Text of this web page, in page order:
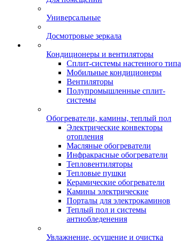
Универсальные
Досмотровые зеркала
Кондиционеры и вентиляторы
Сплит-системы настенного типа
Мобильные кондиционеры
Вентиляторы
Полупромышленные сплит-
системы
Обогреватели, камины, теплый пол
Электрические конвекторы
отопления
Масляные обогреватели
Инфракрасные обогреватели
Тепловентиляторы
Тепловые пушки
Керамические обогреватели
Камины электрические
Порталы для электрокаминов
Теплый пол и системы
антиобледенения
Увлажнение, осушение и очистка